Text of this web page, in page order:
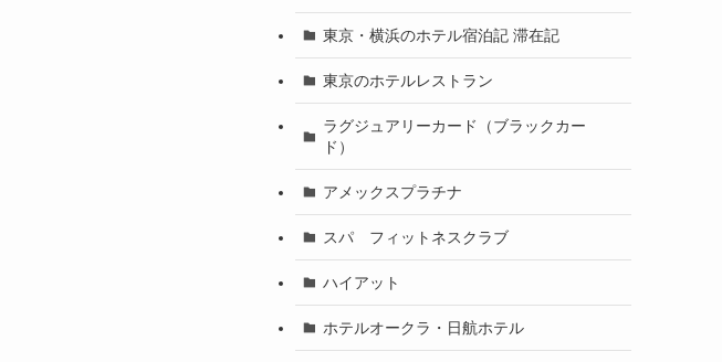
東京・横浜のホテル宿泊記 滞在記
東京のホテルレストラン
ラグジュアリーカード（ブラックカー
ド）
アメックスプラチナ
スパ フィットネスクラブ
ハイアット
ホテルオークラ・日航ホテル